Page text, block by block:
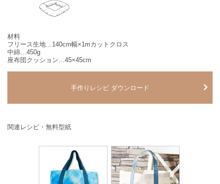
材料
フリース生地…140cm幅×1mカットクロス
中綿…450g
座布団クッション…45×45cm
手作りレシピ ダウンロード
関連レシピ・無料型紙